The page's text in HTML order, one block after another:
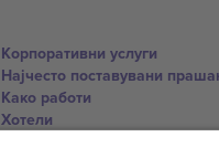
Корпоративни услуги
Најчесто поставувани
Како работи
Хотели